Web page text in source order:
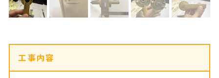
工事内容